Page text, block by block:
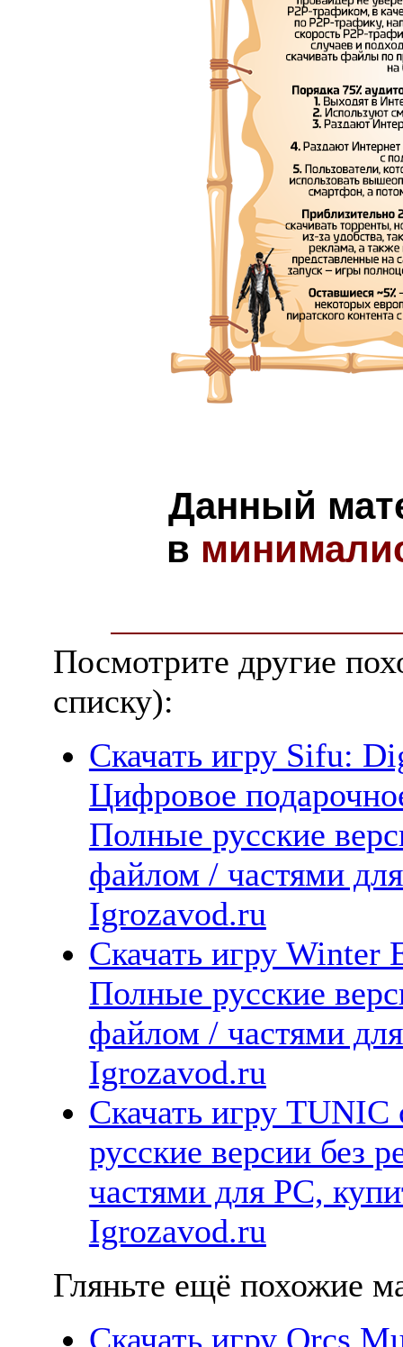
Данный
в
Посмотрите другие
списку):
Скачать игру Sifu:
Цифровое
Полные русские
файлом / частями
Igrozavod.ru
Скачать игру Winter
Полные русские
файлом / частями
Igrozavod.ru
Скачать игру
русские версии без
частями для PC,
Igrozavod.ru
Гляньте ещё похожие
Скачать игру Orcs